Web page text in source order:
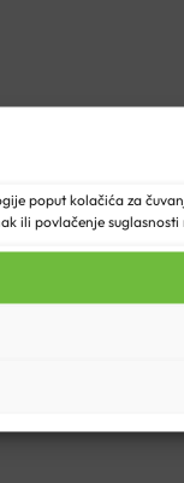
poput kolačića za
ili povlačenje